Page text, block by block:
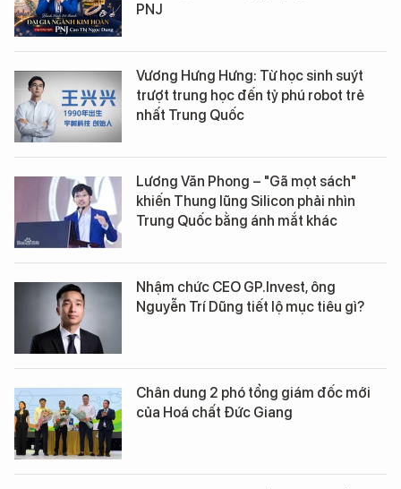
PNJ
Vương Hưng Hưng: Từ học sinh suýt
trượt trung học đến tỷ phú robot trẻ
nhất Trung Quốc
Lương Văn Phong – "Gã mọt sách"
khiến Thung lũng Silicon phải nhìn
Trung Quốc bằng ánh mắt khác
Nhậm chức CEO GP.Invest, ông
Nguyễn Trí Dũng tiết lộ mục tiêu gì?
Chân dung 2 phó tổng giám đốc mới
của Hoá chất Đức Giang